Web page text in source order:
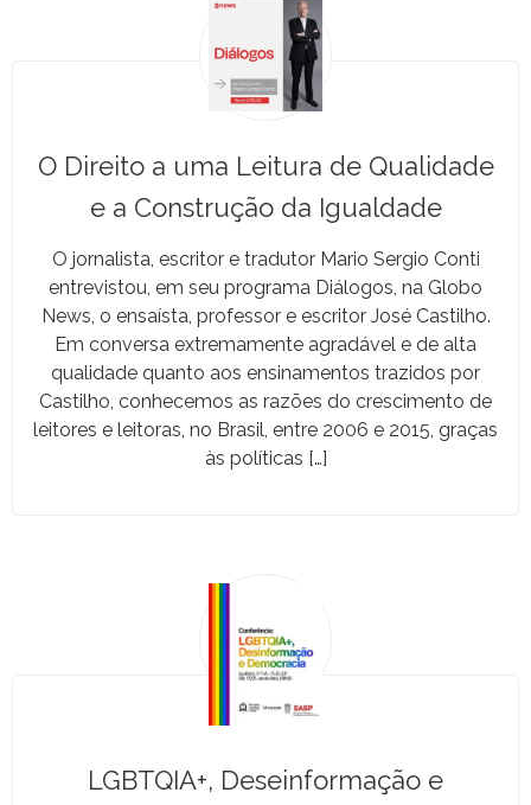
O Direito a uma Leitura de Qualidade
e a Construção da Igualdade
O jor­nal­ista, escritor e tradu­tor Mario Ser­gio Con­ti
entre­vis­tou, em seu pro­gra­ma Diál­o­gos, na Globo
News, o ensaís­ta, pro­fes­sor e escritor José Castil­ho.
Em con­ver­sa extrema­mente agradáv­el e de alta
qual­i­dade quan­to aos ensi­na­men­tos trazi­dos por
Castil­ho, con­hece­mos as razões do cresci­men­to de
leitores e leitoras, no Brasil, entre 2006 e 2015, graças
às políticas […]
LGBTQIA+, Deseinformação e